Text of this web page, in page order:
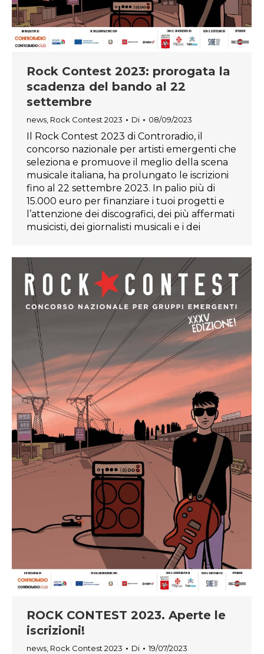
Rock Contest 2023: prorogata la
scadenza del bando al 22
settembre
news Rock Contest 2023 Di 08/09/2023
Il Rock Contest 2023 di Controradio, il
concorso nazionale per artisti emergenti che
seleziona e promuove il meglio della scena
musicale italiana, ha prolungato le iscrizioni
fino al 22 settembre 2023. In palio più di
15.000 euro per finanziare i tuoi progetti e
l’attenzione dei discografici, dei più affermati
musicisti, dei giornalisti musicali e i dei
ROCK CONTEST 2023. Aperte le
iscrizioni!
news, Rock Contest 2023 Di 19/07/2023